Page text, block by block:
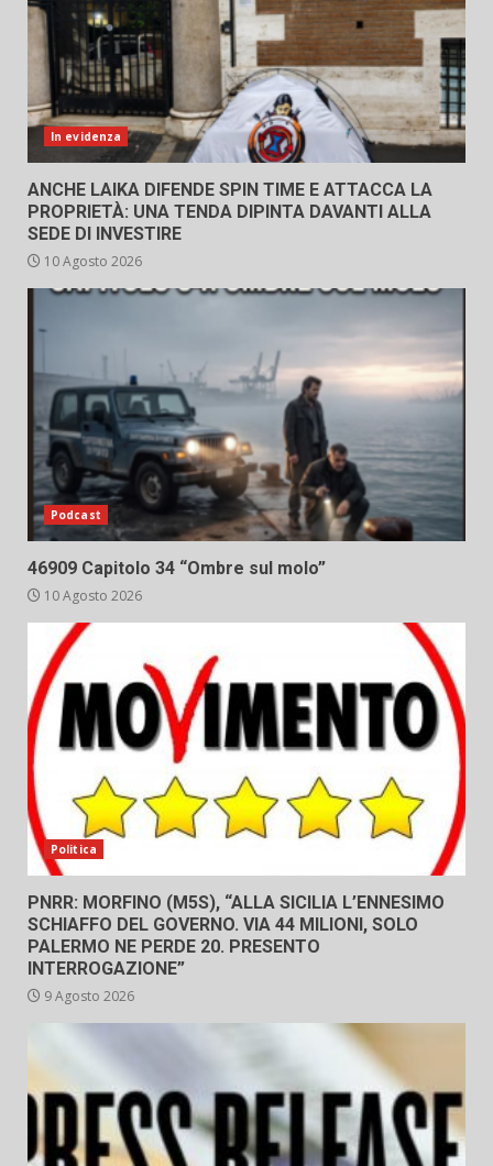
In evidenza
ANCHE LAIKA DIFENDE SPIN TIME E ATTACCA LA
PROPRIETÀ: UNA TENDA DIPINTA DAVANTI ALLA
SEDE DI INVESTIRE
10 Agosto 2026
Podcast
46909 Capitolo 34 “Ombre sul molo”
10 Agosto 2026
Politica
PNRR: MORFINO (M5S), “ALLA SICILIA L’ENNESIMO
SCHIAFFO DEL GOVERNO. VIA 44 MILIONI, SOLO
PALERMO NE PERDE 20. PRESENTO
INTERROGAZIONE”
9 Agosto 2026